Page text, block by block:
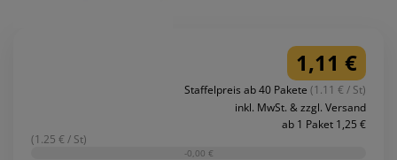
1,11 €
Staffelpreis ab 40 Pakete (1.11 € / St)
inkl. MwSt. & zzgl. Versand
ab 1 Paket 1,25 €
(1.25 € / St)
-0,00 €